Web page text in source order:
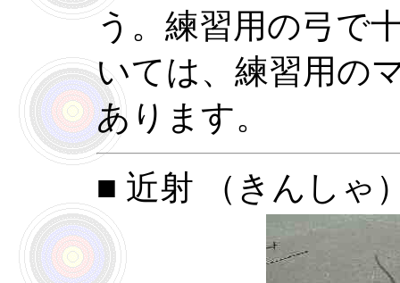
う。練習用の弓で
いては、練習用の
あります。
■ 近射 （きんしゃ